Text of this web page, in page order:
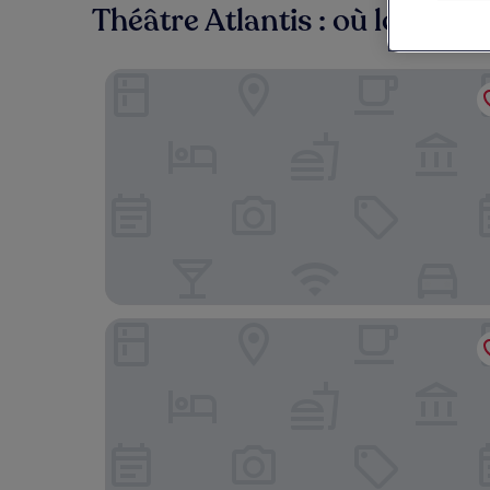
Théâtre Atlantis : où loger à